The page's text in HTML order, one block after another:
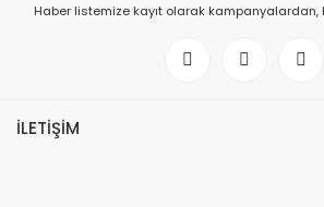
Haber listemize kayıt olarak
İLETİŞİM